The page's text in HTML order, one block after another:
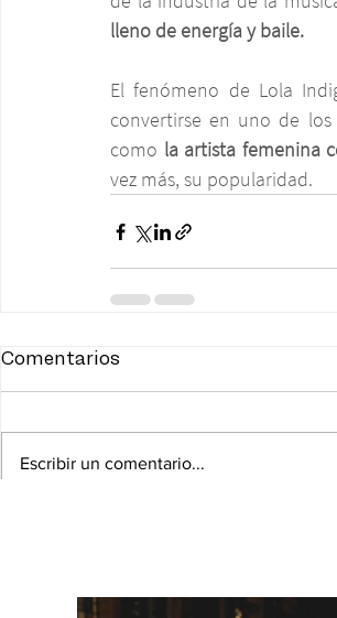
lleno de energía y baile.
El fenómeno de Lola
convertirse en uno de
como la artista femenina
vez más, su popularidad.
Comentarios
Escribir un comentario...